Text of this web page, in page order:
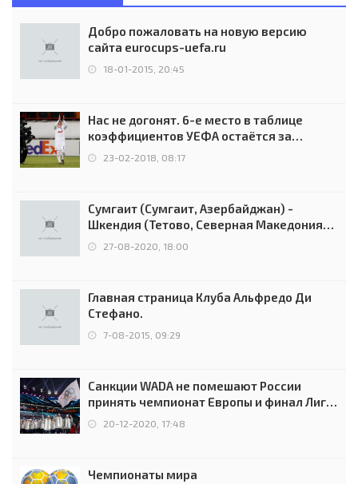
Добро пожаловать на новую версию
сайта eurocups-uefa.ru
18-01-2015, 20:45
Нас не догонят. 6-е место в таблице
коэффициентов УЕФА остаётся за
Россией
23-02-2018, 08:17
Сумгаит (Сумгаит, Азербайджан) -
Шкендия (Тетово, Северная Македония) -
0:2 (0:0)
27-08-2020, 18:00
Главная страница Клуба Альфредо Ди
Стефано.
7-08-2015, 09:29
Санкции WADA не помешают России
принять чемпионат Европы и финал Лиги
чемпионов.
20-12-2020, 17:48
Чемпионаты мира